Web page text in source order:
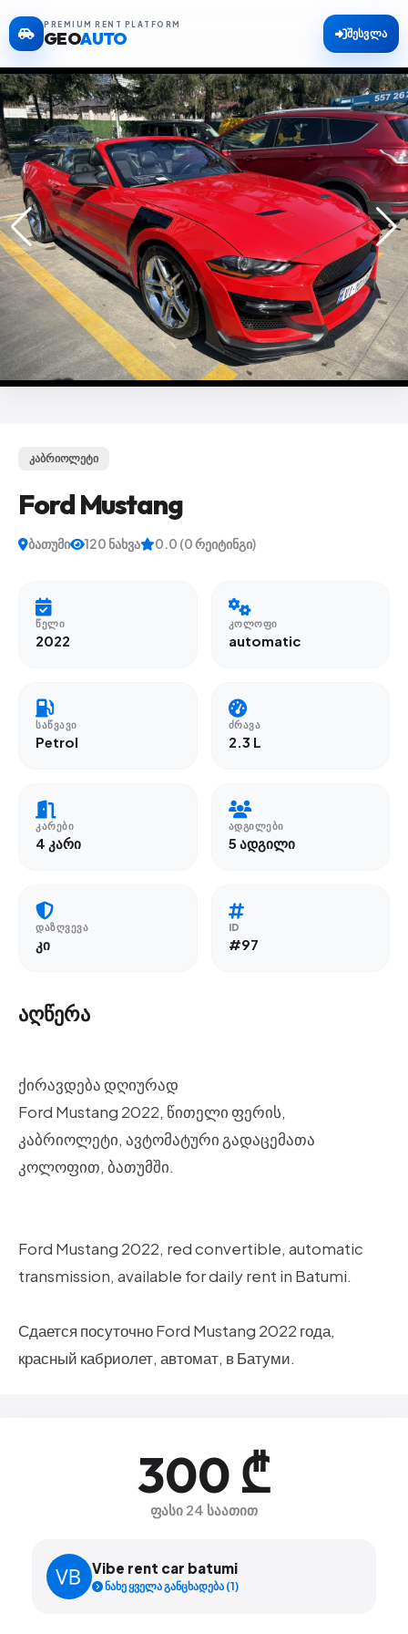
PREMIUM RENT PLATFORM
GEOAUTO შესვლა
კაბრიოლეტი
Ford Mustang
ბათუმი 120 ნახვა 0.0 (0 რეიტინგი)
ᲬᲔᲚᲘ
2022
ᲙᲝᲚᲝᲤᲘ
automatic
ᲡᲐᲬᲕᲐᲕᲘ
Petrol
ᲫᲠᲐᲕᲐ
2.3 L
ᲙᲐᲠᲔᲑᲘ
4 კარი
ᲐᲓᲒᲘᲚᲔᲑᲘ
5 ადგილი
ᲓᲐᲖᲦᲕᲔᲕᲐ
კი
ID
#97
აღწერა
ქირავდება დღიურად
Ford Mustang 2022, წითელი ფერის,
კაბრიოლეტი, ავტომატური გადაცემათა
კოლოფით, ბათუმში.
Ford Mustang 2022, red convertible, automatic
transmission, available for daily rent in Batumi.
Сдается посуточно Ford Mustang 2022 года,
красный кабриолет, автомат, в Батуми.
300 ₾
ფასი 24 საათით
Vibe rent car batumi
ნახე ყველა განცხადება (1)